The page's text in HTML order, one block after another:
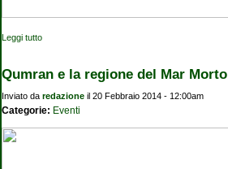
Leggi tutto
Qumran e la regione del Mar Morto
Inviato da redazione il 20 Febbraio 2014 - 12:00am
Categorie: Eventi